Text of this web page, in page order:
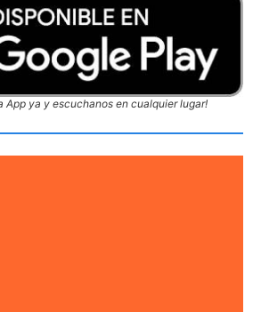
App ya y escuchanos en cualquier lugar!